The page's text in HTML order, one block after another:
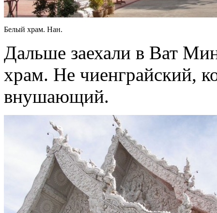
Белый храм. Нан.
Дальше заехали в Ват
храм. Не чиенграйский,
внушающий.